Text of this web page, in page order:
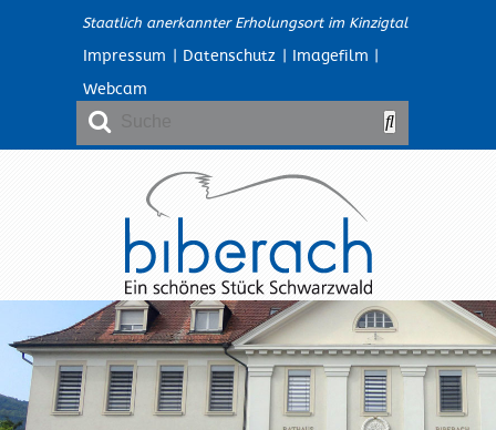
Staatlich anerkannter Erholungsort im Kinzigtal
Impressum | Datenschutz | Imagefilm |
Webcam